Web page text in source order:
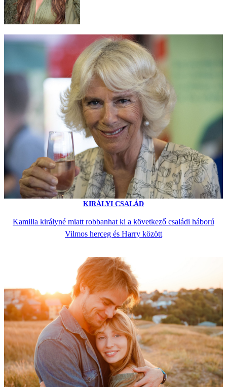
KIRÁLYI CSALÁD
Kamilla királyné miatt robbanhat ki a következő családi háború
Vilmos herceg és Harry között